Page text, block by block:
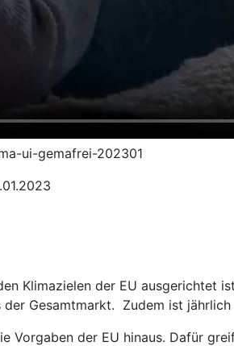
ui-gemafrei-202301
Klimazielen der EU ausgerichtet
Gesamtmarkt. Zudem ist
Vorgaben der EU hinaus. Dafür